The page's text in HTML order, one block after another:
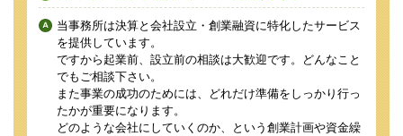
当事務所は決算と会社設立・創業融資に特化したサービス
を提供しています。
ですから起業前、設立前の相談は大歓迎です。どんなこと
でもご相談下さい。
また事業の成功のためには、どれだけ準備をしっかり行っ
たかが重要になります。
どのような会社にしていくのか、という創業計画や資金繰